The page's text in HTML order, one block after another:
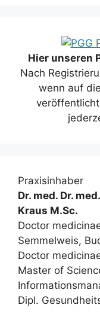
Hier unseren
Nach
wenn auf
Praxisinhaber
Dr. med. Dr.
Kraus M.Sc.
Doctor
Semmelweis,
Doctor
Master of
Dipl.